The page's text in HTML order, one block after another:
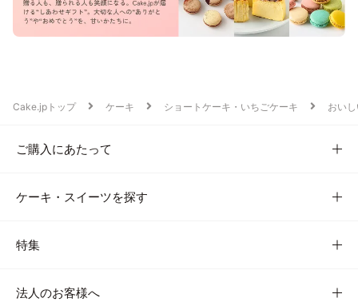
Cake.jpトップ ケーキ ショートケーキ・いちごケーキ おい
ご購入にあたって
ケーキ・スイーツを探す
特集
法人のお客様へ